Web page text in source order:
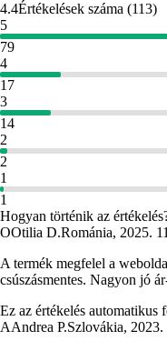
4.4Értékelések száma (113)
5
79
4
17
3
14
2
2
1
1
Hogyan történik az
OOtilia D.Románia, 2025.
A termék megfelel a
csúszásmentes. Nagyon jó
Ez az értékelés automatikus
AAndrea P.Szlovákia, 2023.